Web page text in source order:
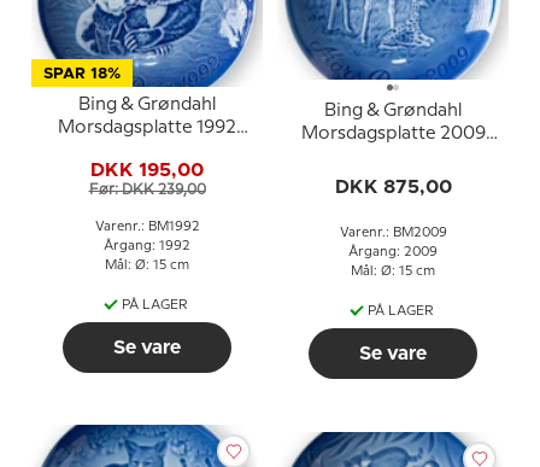
SPAR 18%
Bing & Grøndahl
Morsdagsplatte 1992
DKK 195,00
Før: DKK 239,00
Varenr.: BM1992
Årgang: 1992
Mål: Ø: 15 cm
PÅ LAGER
Se vare
Bing & Grøndahl
Morsdagsplatte 2009
DKK 875,00
Varenr.: BM2009
Årgang: 2009
Mål: Ø: 15 cm
PÅ LAGER
Se vare